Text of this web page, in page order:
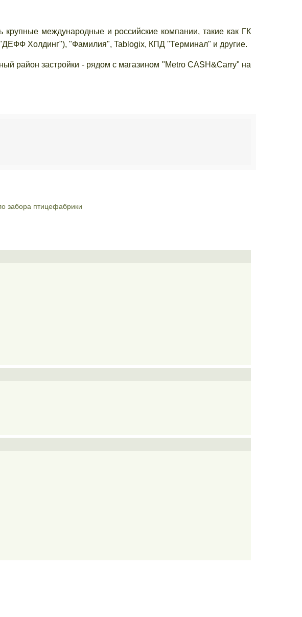
международные и российские компании, такие как ГК
Холдинг"), "Фамилия", Tablogix, КПД "Терминал" и другие.
район застройки - рядом с магазином "Metro CASH&Carry" на
забора птицефабрики